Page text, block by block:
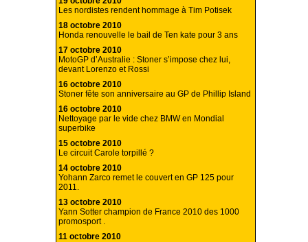
Les nordistes rendent hommage à Tim Potisek
18 octobre 2010
Honda renouvelle le bail de Ten kate pour 3 ans
17 octobre 2010
MotoGP d’Australie : Stoner s’impose chez lui,
devant Lorenzo et Rossi
16 octobre 2010
Stoner fête son anniversaire au GP de Phillip Island
16 octobre 2010
Nettoyage par le vide chez BMW en Mondial
superbike
15 octobre 2010
Le circuit Carole torpillé ?
14 octobre 2010
Yohann Zarco remet le couvert en GP 125 pour
2011.
13 octobre 2010
Yann Sotter champion de France 2010 des 1000
promosport .
11 octobre 2010